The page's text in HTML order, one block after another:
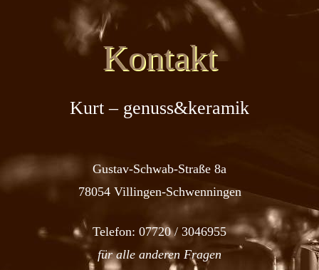
Kontakt
Kurt – genuss&keramik
Gustav-Schwab-Straße 8a
78054 Villingen-Schwenningen
Telefon: 07720 / 3046955
für alle anderen Fragen